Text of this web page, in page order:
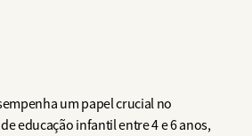
um papel crucial no
educação infantil entre 4 e 6 anos,